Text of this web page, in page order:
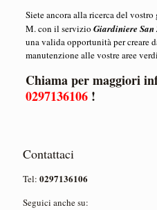
Siete ancora alla ricerca del vostro
M. con il servizio Giardiniere San
una valida opportunità per creare
manutenzione alle vostre aree
Chiama per maggiori
0297136106 !
Contattaci
Tel: 0297136106
Seguici anche su: